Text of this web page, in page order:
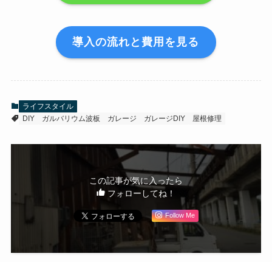
導入の流れと費用を見る
ライフスタイル
DIY
ガルバリウム波板 ガレージ ガレージDIY 屋根修理
この記事が気に入ったら
フォローしてね！
Follow Me